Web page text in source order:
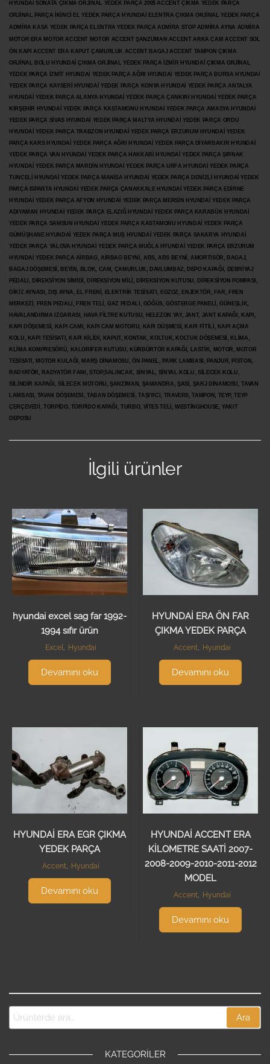
HYUNDAİ SONATA ÇIKMA ORJİNAL YEDEK PARÇA 2005 ACCENT ÇIKMA YEDEK PARÇA
ORJİNAL PARÇA İKİNCİ EL YEDEK PARÇA HYUNDAİ ELENTRA ÇIKMA ORJİNAL YEDEK PARÇA
ADMİRA KASA YEDEK PARÇA ELENTRA YEDEK PARÇA ADMİRA STOP ADMİRA AYNA ADMİRA
MOTOR ERA MOTOR ACCENT MOTOR ACCENT ŞANZUMAN ACCENT ARKA CAM ACCENT SOL
ÖN KAPI ACCENT ERA KAPUT ÇAMURLUK ACCENT BAGAJ ACCENT TAMPON ÇIKMA
ORJİNAL BOLU HYUNDAİ ÇIKMA ORJİNAL YEDEK PARÇA İZMİR HYUNDAİ ÇIKMA ORJİNAL
YEDEK PARÇA İZMİT HYUNDAİ YEDEK PARÇA AĞRI HYUNDAİ YEDEK PARÇA BURSA HYUNDAİ
YEDEK PARÇA KAYSERİ HYUNDAİ YEDEK PARÇA KONYA HYUNDAİ YEDEK PARÇA ANTALYA
HYUNDAİ YEDEK PARÇA ALANYA HYUNDAİ YEDEK PARÇA ÇANKIRI HYUNDAİ YEDEK PARÇA
KIRŞEHİR HYUNDAİ YEDEK PARÇA KASTAMONU HYUNDAİ YEDEK PARÇA AMASYA HYUNDAİ
YEDEK PARÇA SİVAS HYUNDAİ YEDEK PARÇA MALTYA HYUNDAİ YEDEK PARÇA ORDU
HYUNDAİ YEDEK PARÇA TRABZON HYUNDAİ YEDEK PARÇA ERZURUM HYUNDAİ YEDEK
PARÇA KARS HYUNDAİ YEDEK PARÇA AĞRI HYUNDAİ YEDEK PARÇA DİYARBAKIR HYUNDAİ
YEDEK PARÇA VAN HYUNDAİ YEDEK PARÇA HAKKARİ HYUNDAİ YEDEK PARÇA ŞIRNAK
HYUNDAİ YEDEK PARÇA MARDİN HYUNDAİ YEDEK PARÇA URFA HYUNDAİ YEDEK PARÇA
TUNCELİ HYUNDAİ YEDEK PARÇA MANİSA HYUNDAİ YEDEK PARÇA DENİZLİ HYUNDAİ YEDEK
PARÇA ISPARTA HYUNDAİ YEDEK PARÇA ÇANAKKALE HYUNDAİ YEDEK PARÇA EDİRNE
HYUNDAİ YEDEK PARÇA AFYON HYUNDAİ YEDEK PARÇA MERSİN HYUNDAİ YEDEK PARÇA
ADIYAMAN HYUNDAİ YEDEK PARÇA ELAZIĞ HYUNDAİ YEDEK PARÇA KARABÜK HYUNDAİ
YEDEK PARÇA SAMSUN HYUNDAİ YEDEK PARÇA KASTAMONU HYUNDAİ YEDEK PARÇA
GÜMÜŞHANE HYUNDAİ YEDEK PARÇA MUŞ HYUNDAİ YEDEK PARÇA SAKARYA HYUNDAİ
YEDEK PARÇA YALOVA HYUNDAİ YEDEK PARÇA MUĞLA HYUNDAİ YEDEK PARÇA ERZURUM
HYUNDAİ YEDEK PARÇA AİRBAG, AİRBAG BEYNİ, ABS, ABS BEYNİ, AMORTİSÖR, BAGAJ,
BAGAJ DÖŞEMESİ, BEYİN, BLOK, CAM, ÇAMURLUK, DAVLUMBAZ, DEPO KAPAĞI, DEBRİYAJ
PEDALI, DİREKSİYON SİMİDİ, DİREKSİYON MİLİ, DİREKSİYON KUTUSU, DİREKSİYON POMPASI,
DİKİZ AYNASI, DIŞ AYNA, EL FRENİ, ELEKTRİK TESİSATI, EGZOZ, ENJEKTÖR, FAR, FREN
MERKEZİ, FREN PEDALI, FREN TELİ, GAZ PEDALI, GÖĞÜS, GÖSTERGE PANELİ, GÜNEŞLİK,
HAVALANDIRMA IZGARASI, HAVA FİLTRE KUTUSU, HELEZON YAY, JANT, JANT KAPAĞI, KAPI,
KAPI DÖŞEMESİ, KAPI CAMI, KAPI CAM MOTORU, KAPI DÜŞMESİ, KAPI FİTİLİ, KAPI AÇMA
KOLU, KAPI TESİSATI, KAPI KİLİDİ, KAPUT, KONTAK, KOLTUK, KOLTUK DÖŞEMESİ, KLİMA,
KLİMA KOMPRESÖRÜ, KALORİFER KUTUSU, KÜRBÜRTÖR KAPAĞI, LASTİK, MOTOR, MOTOR
TESİSATI, MOTOR KULAĞI, MARŞ DİNAMOSU, ÖN PANEL, PARK LAMBASI, PANJUR, PİSTON,
RADYATÖR, RADYATÖR FANI, STOP,SALINCAK, SİNYAL, SİNYAL KOLU, SİLECEK KOLU,
SİLİNDİR KAPAĞI, SİLECEK MOTORU, ŞANZIMAN, ŞAMANDRA, ŞASİ, ŞARJ DİNAMOSU, TAVAN
LAMBASI, TAVAN DÖŞEMESİ, TABAN DÖŞEMESİ, TAŞIYICI, TRAVERS, TAMPON, TEYP, TEYP
ÇERÇEVEDİ, TORPİDO, TORPİDO KAPAĞI, TURBO, VİTES TELİ, WESTİNGHOUSE, YAKIT
DEPOSU
İlgili ürünler
hyundai excel sag far 1992-
1994 sıfır ürün
Excel, Hyundai
Devamını oku
HYUNDAİ ERA ÖN FAR
ÇIKMA YEDEK PARÇA
Accent, Hyundai
Devamını oku
HYUNDAİ ERA EGR ÇIKMA
YEDEK PARÇA
Accent, Hyundai
Devamını oku
HYUNDAİ ACCENT ERA
KİLOMETRE SAATİ 2007-
2008-2009-2010-2011-2012
MODEL
Accent, Hyundai
Devamını oku
Ara
KATEGORILER